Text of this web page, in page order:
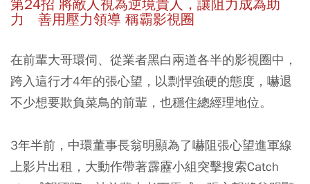
第24招 將敵人視為逆境貴人，讓阻力成為助
力 善用壓力領導 稱霸影視圈
在前輩大哥環伺、從業者黑白兩道各半的影視圈中，
跨入這行才4年的張心望，以剽悍強硬的態度，嚇退
不少想要欺負菜鳥的前輩，也穩住總經理地位。
3年半前，中環董事長翁明顯為了嚇阻張心望進軍線
上影片出租，大動作帶著霹靂小組突擊搜索Catch